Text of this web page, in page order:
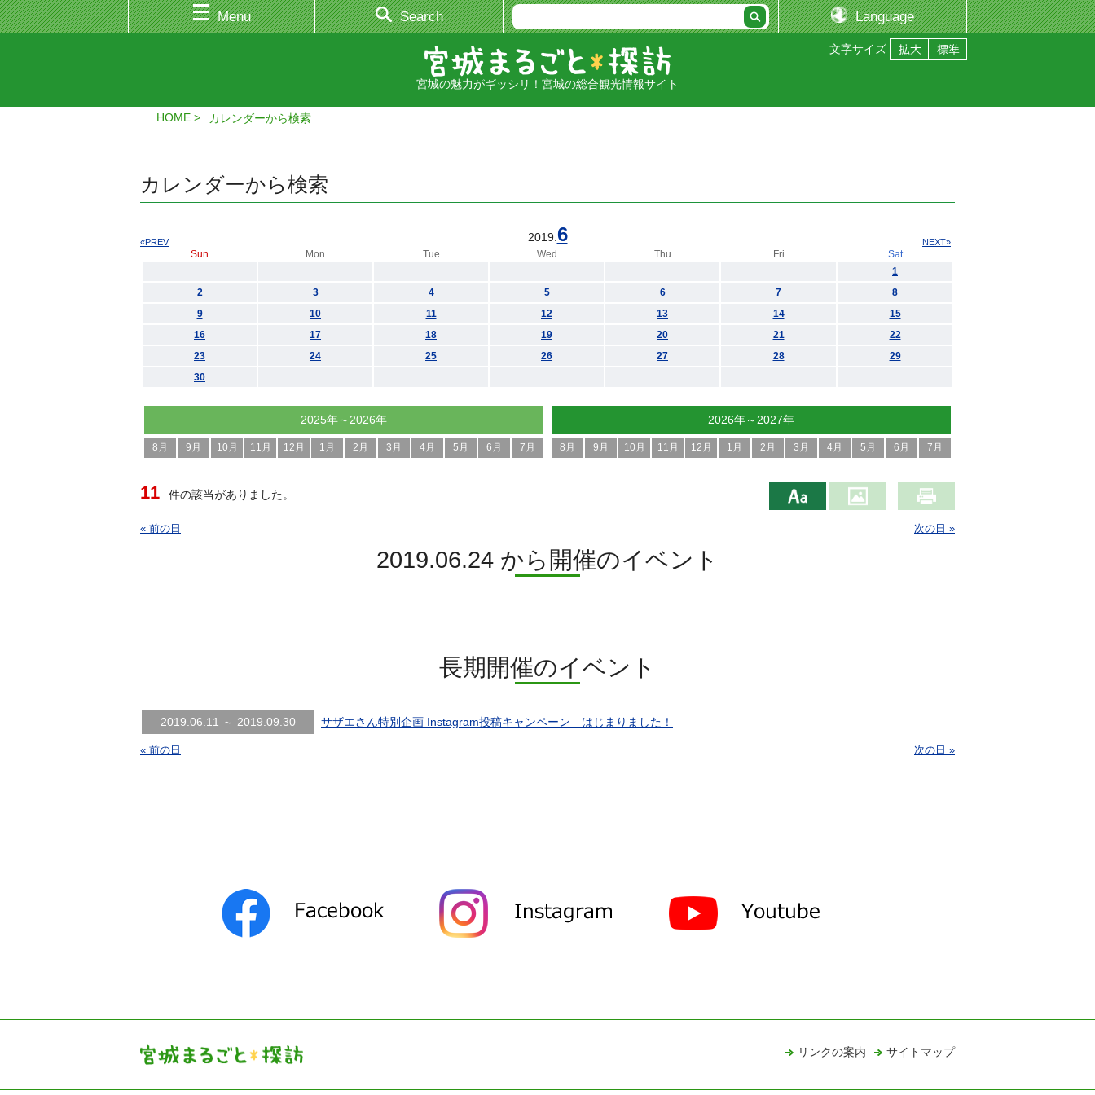
Menu Search Language
文字サイズ
宮城の魅力がギッシリ！宮城の総合観光情報サイト
HOME カレンダーから検索
カレンダーから検索
2019. 6
«PREV NEXT»
Sun Mon Tue Wed Thu Fri
Sat
1
2
3 4 5 6 7
8
9
10 11 12 13 14
15
16
17 18 19 20 21
22
23
24 25 26 27 28
29
30
2025年～2026年
8月 9月 10月 11月 12月 1月 2月 3月 4月 5月 6月 7月
2026年～2027年
8月 9月 10月 11月 12月 1月 2月 3月 4月 5月 6月 7月
11 件の該当がありました。
« 前の日 次の日 »
2019.06.24 から開催のイベント
長期開催のイベント
2019.06.11 ～ 2019.09.30 サザエさん特別企画 Instagram投稿キャンペーン はじまりました！
« 前の日 次の日 »
リンクの案内 サイトマップ